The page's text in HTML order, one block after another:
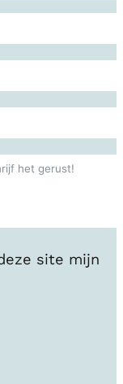
site mijn